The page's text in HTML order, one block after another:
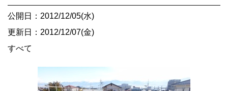
公開日：2012/12/05(水)
更新日：2012/12/07(金)
すべて